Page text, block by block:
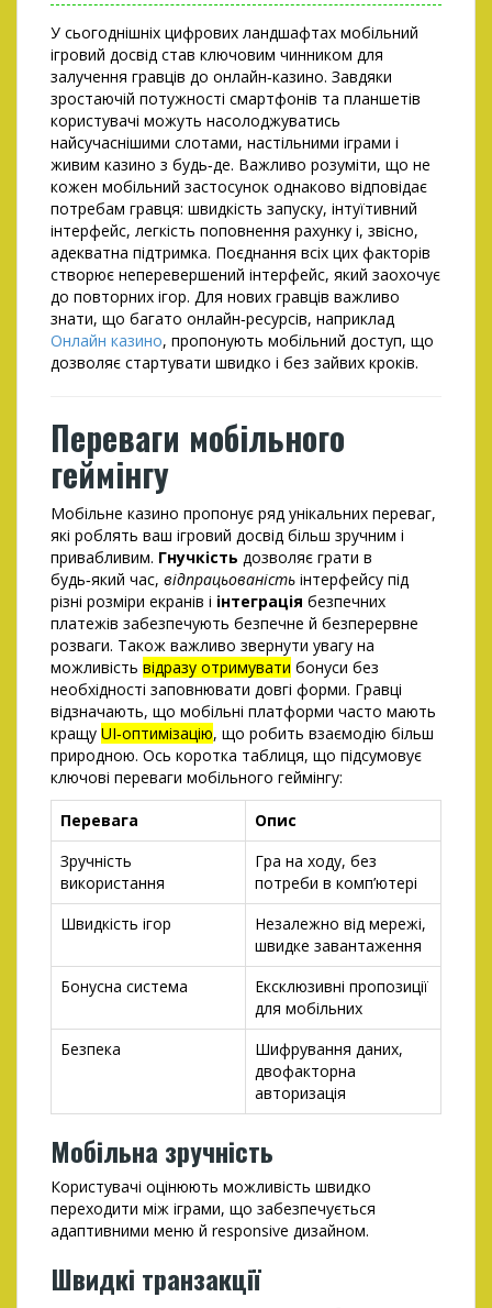
У сьогоднішніх цифрових ландшафтах мобільний
ігровий досвід став ключовим чинником для
залучення гравців до онлайн‑казино. Завдяки
зростаючій потужності смартфонів та планшетів
користувачі можуть насолоджуватись
найсучаснішими слотами, настільними іграми і
живим казино з будь‑де. Важливо розуміти, що не
кожен мобільний застосунок однаково відповідає
потребам гравця: швидкість запуску, інтуїтивний
інтерфейс, легкість поповнення рахунку і, звісно,
адекватна підтримка. Поєднання всіх цих факторів
створює неперевершений інтерфейс, який заохочує
до повторних ігор. Для нових гравців важливо
знати, що багато онлайн‑ресурсів, наприклад
Онлайн казино, пропонують мобільний доступ, що
дозволяє стартувати швидко і без зайвих кроків.
Переваги мобільного
геймінгу
Мобільне казино пропонує ряд унікальних переваг,
які роблять ваш ігровий досвід більш зручним і
привабливим. Гнучкість дозволяє грати в
будь‑який час, відпрацьованість інтерфейсу під
різні розміри екранів і інтеграція безпечних
платежів забезпечують безпечне й безперервне
розваги. Також важливо звернути увагу на
можливість відразу отримувати бонуси без
необхідності заповнювати довгі форми. Гравці
відзначають, що мобільні платформи часто мають
кращу UI‑оптимізацію, що робить взаємодію більш
природною. Ось коротка таблиця, що підсумовує
ключові переваги мобільного геймінгу:
Перевага
Опис
Зручність
використання
Гра на ходу, без
потреби в комп’ютері
Швидкість ігор
Незалежно від мережі,
швидке завантаження
Бонусна система
Ексклюзивні пропозиції
для мобільних
Безпека
Шифрування даних,
двофакторна
авторизація
Мобільна зручність
Користувачі оцінюють можливість швидко
переходити між іграми, що забезпечується
адаптивними меню й responsive дизайном.
Швидкі транзакції